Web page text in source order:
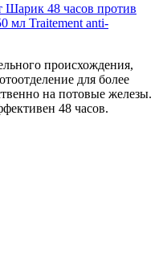
Шарик 48 часов против
мл Traitement anti-
происхождения,
для более
на потовые железы.
48 часов.